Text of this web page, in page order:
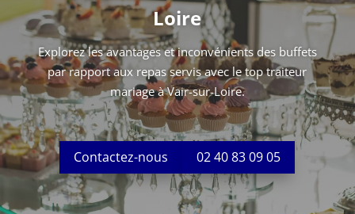
Loire
Explorez les avantages et inconvénients des buffets
par rapport aux repas servis avec le top traiteur
mariage à Vair-sur-Loire.
Contactez-nous 02 40 83 09 05